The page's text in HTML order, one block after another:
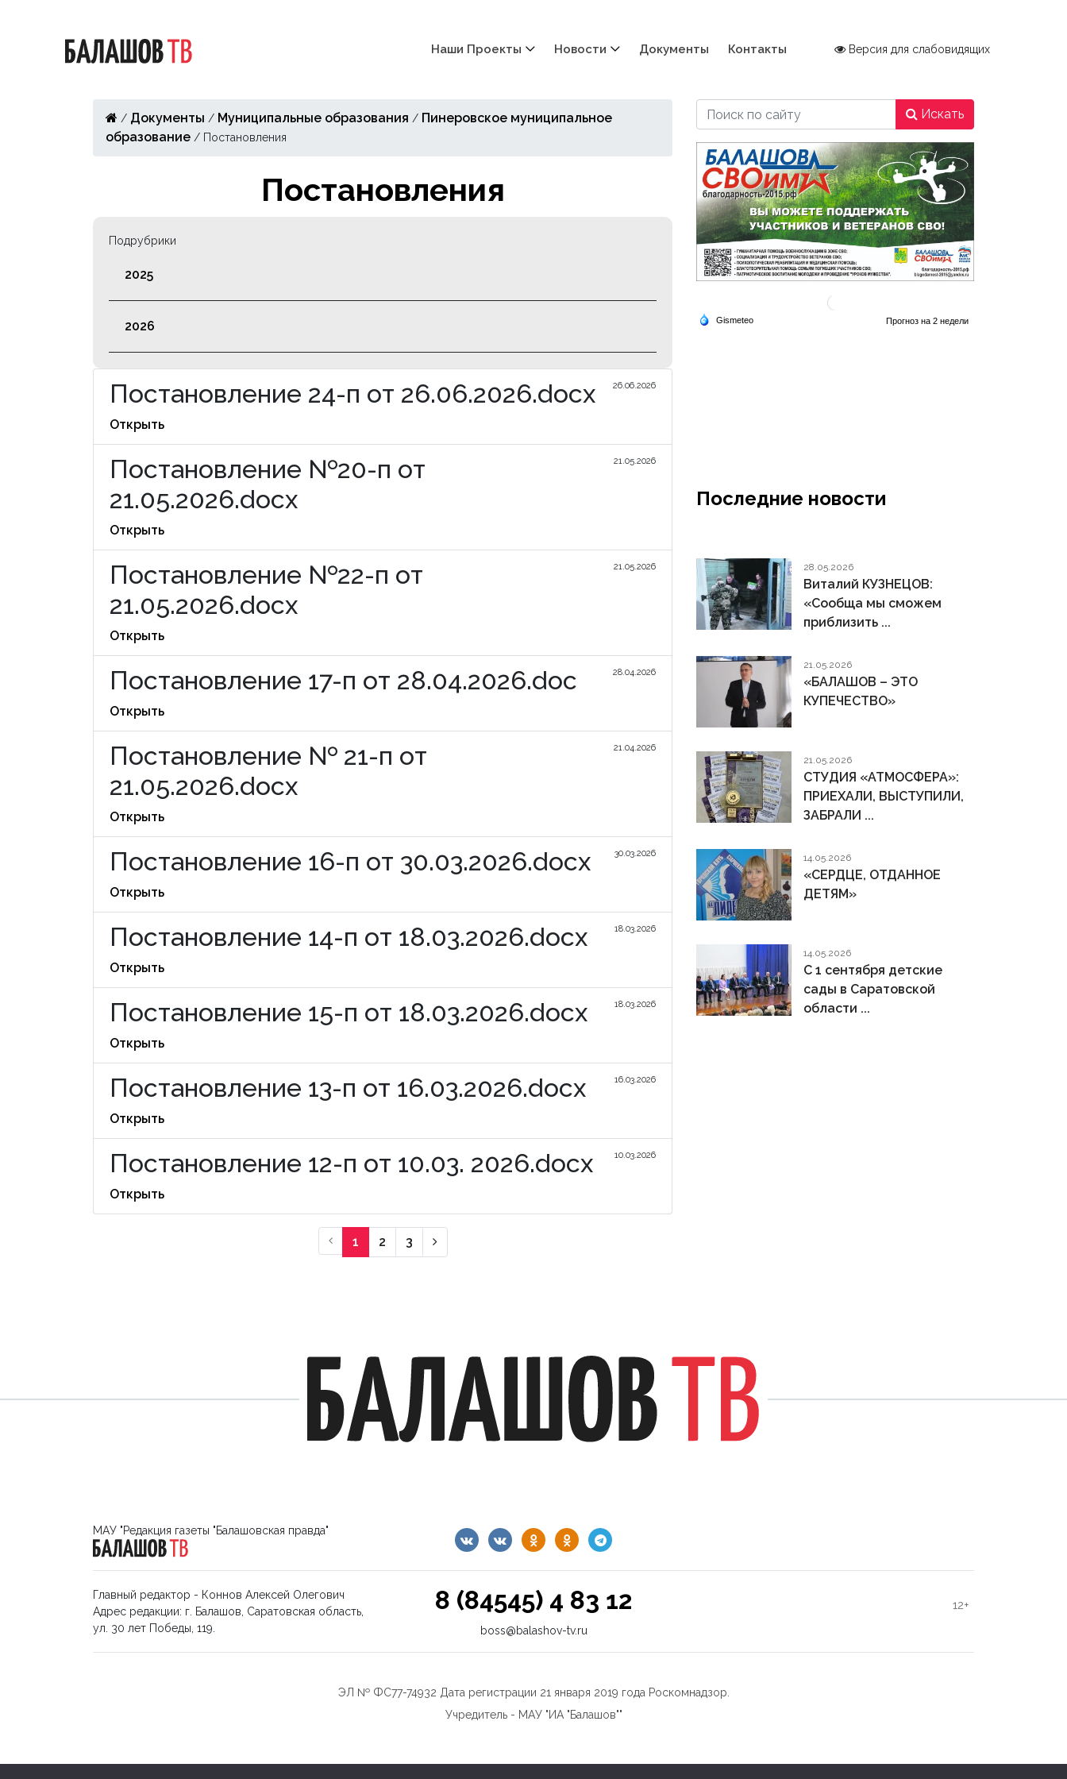
Наши Проекты Новости Документы Контакты Версия для слабовидящих
/ Документы / Муниципальные образования / Пинеровское муниципальное
образование / Постановления
Постановления
Подрубрики
2025
2026
Постановление 24-п от 26.06.2026.docx 26.06.2026
Открыть
Постановление №20-п от
21.05.2026.docx
21.05.2026
Открыть
Постановление №22-п от
21.05.2026.docx
21.05.2026
Открыть
Постановление 17-п от 28.04.2026.doc 28.04.2026
Открыть
Постановление № 21-п от
21.05.2026.docx
21.04.2026
Открыть
Постановление 16-п от 30.03.2026.docx 30.03.2026
Открыть
Постановление 14-п от 18.03.2026.docx 18.03.2026
Открыть
Постановление 15-п от 18.03.2026.docx 18.03.2026
Открыть
Постановление 13-п от 16.03.2026.docx 16.03.2026
Открыть
Постановление 12-п от 10.03. 2026.docx 10.03.2026
Открыть
1 2 3 Следующая страница
Искать
Последние новости
28.05.2026
Виталий КУЗНЕЦОВ:
«Сообща мы сможем
приблизить ...
21.05.2026
«БАЛАШОВ – ЭТО
КУПЕЧЕСТВО»
21.05.2026
СТУДИЯ «АТМОСФЕРА»:
ПРИЕХАЛИ, ВЫСТУПИЛИ,
ЗАБРАЛИ ...
14.05.2026
«СЕРДЦЕ, ОТДАННОЕ
ДЕТЯМ»
14.05.2026
С 1 сентября детские
сады в Саратовской
области ...
МАУ "Редакция газеты "Балашовская правда"
Главный редактор - Коннов Алексей Олегович
Адрес редакции: г. Балашов, Саратовская область,
ул. 30 лет Победы, 119.
8 (84545) 4 83 12
boss@balashov-tv.ru
12+
ЭЛ № ФС77-74932 Дата регистрации 21 января 2019 года Роскомнадзор.
Учредитель - МАУ "ИА "Балашов""